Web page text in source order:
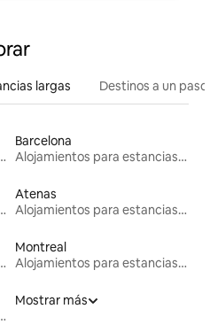
largas Destinos a un
largas
Barcelona
Alojamientos para estancias largas
largas
Atenas
Alojamientos para estancias largas
largas
Montreal
Alojamientos para estancias largas
largas
Mostrar más